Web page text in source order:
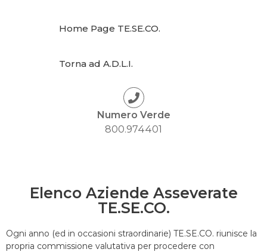
Home Page TE.SE.CO.
Torna ad A.D.L.I.
Numero Verde
800.974401
Elenco Aziende Asseverate
TE.SE.CO.
Ogni anno (ed in occasioni straordinarie) TE.SE.CO. riunisce la
propria commissione valutativa per procedere con